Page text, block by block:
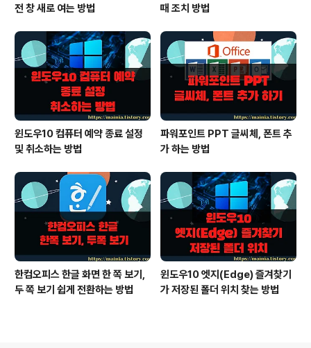
전 창 새로 여는 방법
때 조치 방법
윈도우10 컴퓨터 예약 종료 설정
및 취소하는 방법
파워포인트 PPT 글씨체, 폰트 추
가 하는 방법
한컴오피스 한글 화면 한 쪽 보기,
두 쪽 보기 쉽게 전환하는 방법
윈도우10 엣지(Edge) 즐겨찾기
가 저장된 폴더 위치 찾는 방법